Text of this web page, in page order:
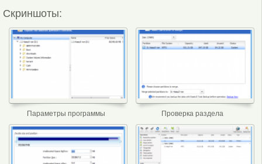
Скриншоты:
Параметры программы Проверка раздела